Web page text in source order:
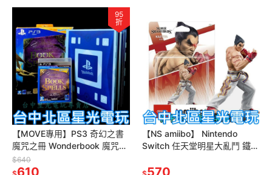
95
折
【MOVE專用】PS3 奇幻之書
魔咒之冊 Wonderbook 魔咒之
書 中文版全新品【JK羅琳】台
中星光電玩
$640
610
【NS amiibo】 Nintendo
Switch 任天堂明星大亂鬥 鐵拳
電玩】
570